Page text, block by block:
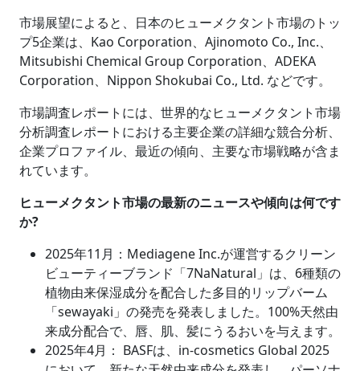
市場展望によると、日本のヒューメクタント市場のトッ
プ5企業は、Kao Corporation、Ajinomoto Co., Inc.、
Mitsubishi Chemical Group Corporation、ADEKA
Corporation、Nippon Shokubai Co., Ltd. などです。
市場調査レポートには、世界的なヒューメクタント市場
分析調査レポートにおける主要企業の詳細な競合分析、
企業プロファイル、最近の傾向、主要な市場戦略が含ま
れています。
ヒューメクタント市場の最新のニュースや傾向は何です
か?
2025年11月：Mediagene Inc.が運営するクリーン
ビューティーブランド「7NaNatural」は、6種類の
植物由来保湿成分を配合した多目的リップバーム
「sewayaki」の発売を発表しました。100%天然由
来成分配合で、唇、肌、髪にうるおいを与えます。
2025年4月： BASFは、in-cosmetics Global 2025